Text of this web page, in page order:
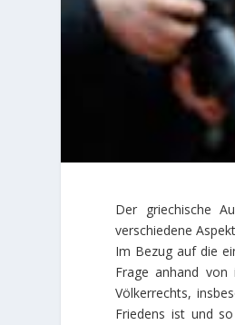
Der griechische
verschiedene
Im Bezug auf die
Frage anhand von
Völkerrechts,
Friedens ist und